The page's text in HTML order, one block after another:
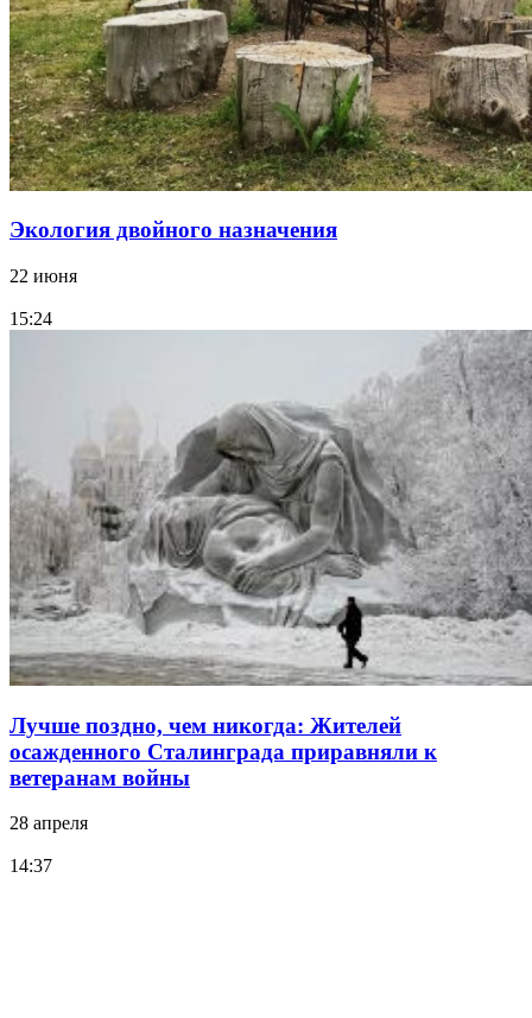
Экология двойного назначения
22 июня
15:24
Лучше поздно, чем никогда: Жителей
осажденного Сталинграда приравняли к
ветеранам войны
28 апреля
14:37